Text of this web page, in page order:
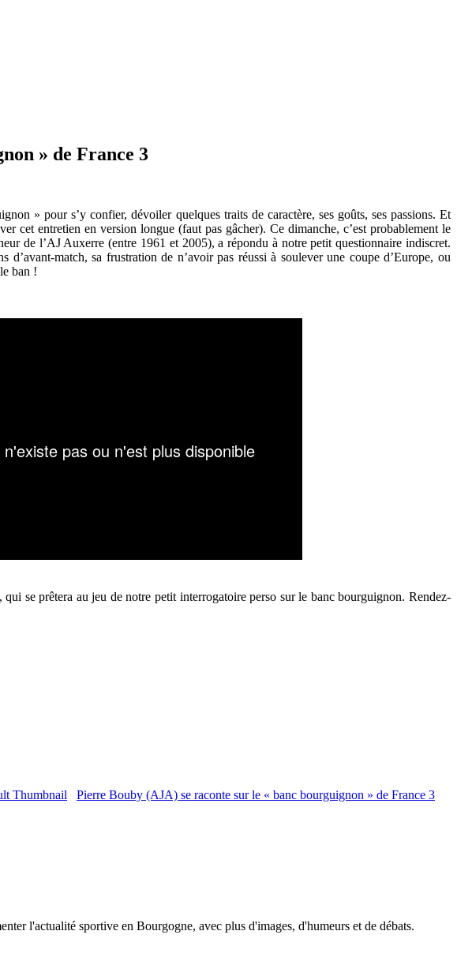
» de France 3
» pour s’y confier, dévoiler quelques traits de caractère, ses goûts, ses passions. Et
cet entretien en version longue (faut pas gâcher). Ce dimanche, c’est probablement le
de l’AJ Auxerre (entre 1961 et 2005), a répondu à notre petit questionnaire indiscret.
match, sa frustration de n’avoir pas réussi à soulever une coupe d’Europe, ou
ban !
qui se prêtera au jeu de notre petit interrogatoire perso sur le banc bourguignon. Rendez-
Pierre Bouby (AJA) se raconte sur le « banc bourguignon » de France 3
l'actualité sportive en Bourgogne, avec plus d'images, d'humeurs et de débats.